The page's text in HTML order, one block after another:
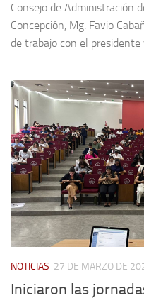
Consejo de Administración
Concepción, Mg. Favio
de trabajo con el presidente
NOTICIAS 27 DE MARZO DE
Iniciaron las